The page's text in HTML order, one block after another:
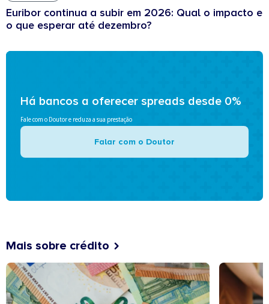
Euribor continua a subir em 2026: Qual o impacto e
o que esperar até dezembro?
Há bancos a oferecer spreads desde 0%
Fale com o Doutor e reduza a sua prestação
Falar com o Doutor
Mais sobre crédito